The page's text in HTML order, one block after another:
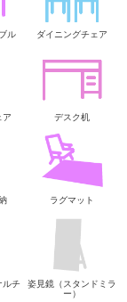
ル ダイニングチェア
ア デスク机
ラグマット
ルチ
姿見鏡（スタンドミラ
ー）